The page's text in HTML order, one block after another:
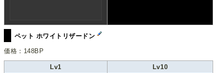
ペット ホワイトリザードン
価格：148BP
Lv1 Lv10